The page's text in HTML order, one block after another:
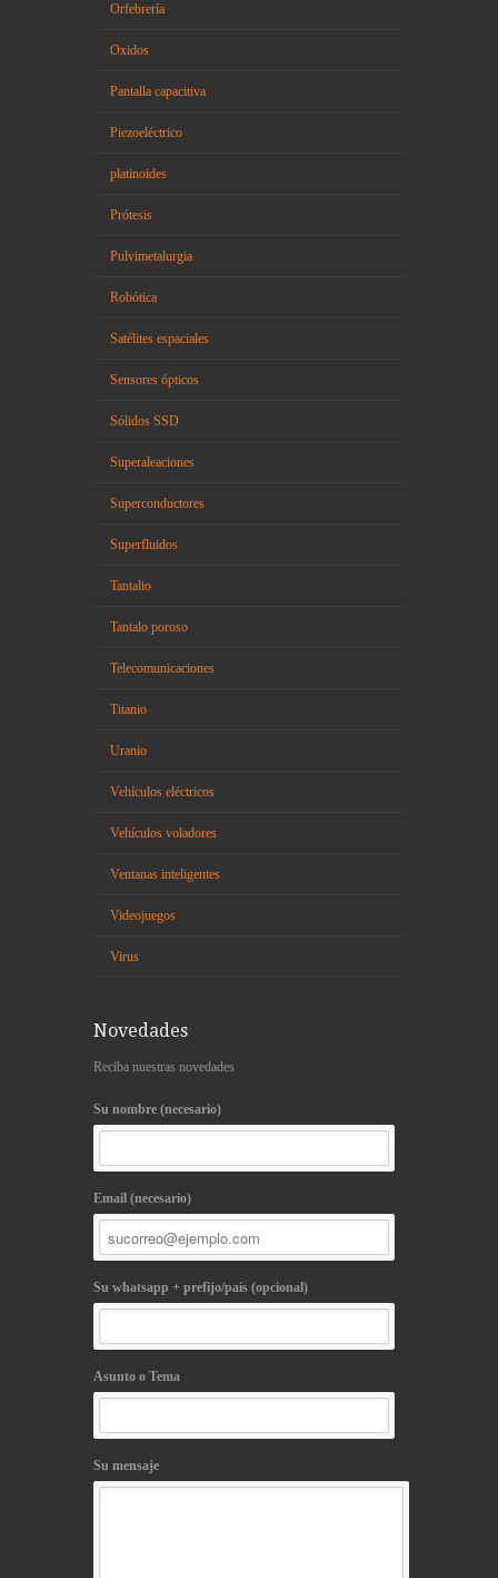
Orfebrería
Oxidos
Pantalla capacitiva
Piezoeléctrico
platinoides
Prótesis
Pulvimetalurgia
Robótica
Satélites espaciales
Sensores ópticos
Sólidos SSD
Superaleaciones
Superconductores
Superfluidos
Tantalio
Tantalo poroso
Telecomunicaciones
Titanio
Uranio
Vehículos eléctricos
Vehículos voladores
Ventanas inteligentes
Videojuegos
Virus
Novedades
Reciba nuestras novedades
Su nombre (necesario)
Email (necesario)
Su whatsapp + prefijo/país (opcional)
Asunto o Tema
Su mensaje